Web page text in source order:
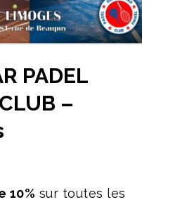
PADEL
–
10% sur toutes les